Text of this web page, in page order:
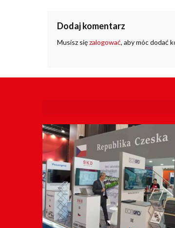
Dodaj komentarz
Musisz sięzalogować, aby móc dodać